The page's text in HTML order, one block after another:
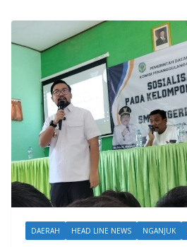
DAERAH HEAD LINE NEWS NGANJUK